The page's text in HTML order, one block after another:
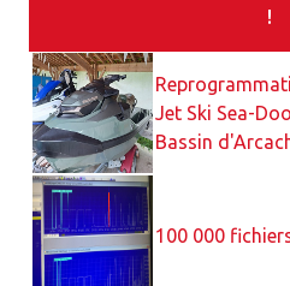
!
Jet Ski Sea-
Bassin
100 000